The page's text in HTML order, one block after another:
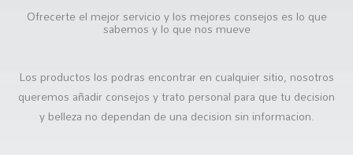
Ofrecerte el mejor servicio y los mejores consejos es lo que
sabemos y lo que nos mueve
Los productos los podras encontrar en cualquier sitio, nosotros
queremos añadir consejos y trato personal para que tu decision
y belleza no dependan de una decision sin informacion.